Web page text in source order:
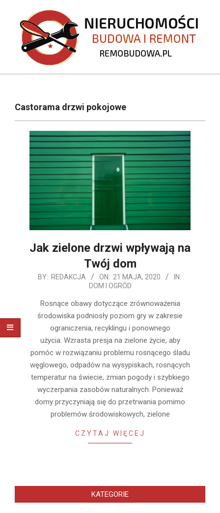
content
REMOBUDOWA.PL
NavigationCastorama drzwi pokojowe
Jak zielone drzwi wpływają na
Twój dom
2020-
BY: REDAKCJA ON: 21 MAJA, 2020
IN:
DOM I OGRÓD
Rosnące obawy dotyczące zrównoważenia
środowiska podniosły poziom gry w zakresie
ograniczenia, recyklingu i ponownego
użycia. Wzrasta presja na zielone życie, aby
pomóc w rozwiązaniu problemu rosnącego śladu
węglowego, odpadów na wysypiskach, rosnących
temperatur na świecie, zmian pogody i szybkiego
wyczerpania zasobów naturalnych. Ponieważ
domy przyczyniają się do przetrwania pomimo
problemów środowiskowych, zielone
CZYTAJ WIĘCEJ
KATEGORIE